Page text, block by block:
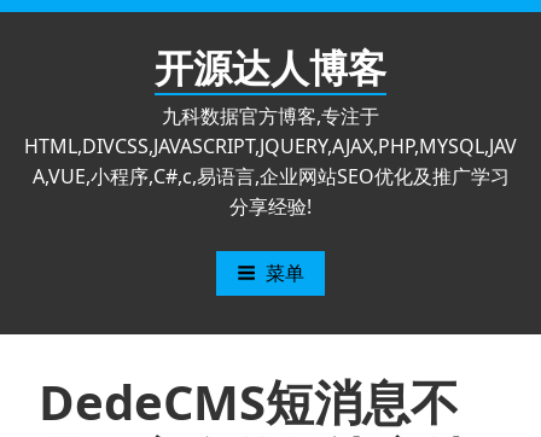
跳
开源达人博客
九科数据官方博客,专注于
HTML,DIVCSS,JAVASCRIPT,JQUERY,AJAX,PHP,MYSQL,JAV
A,VUE,小程序,C#,c,易语言,企业网站SEO优化及推广学习
分享经验!
菜单
DedeCMS短消息不